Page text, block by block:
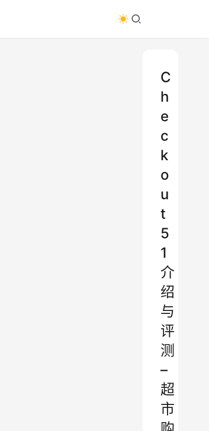
C
h
e
c
k
o
u
t
5
1
介
绍
与
评
测
–
超
市